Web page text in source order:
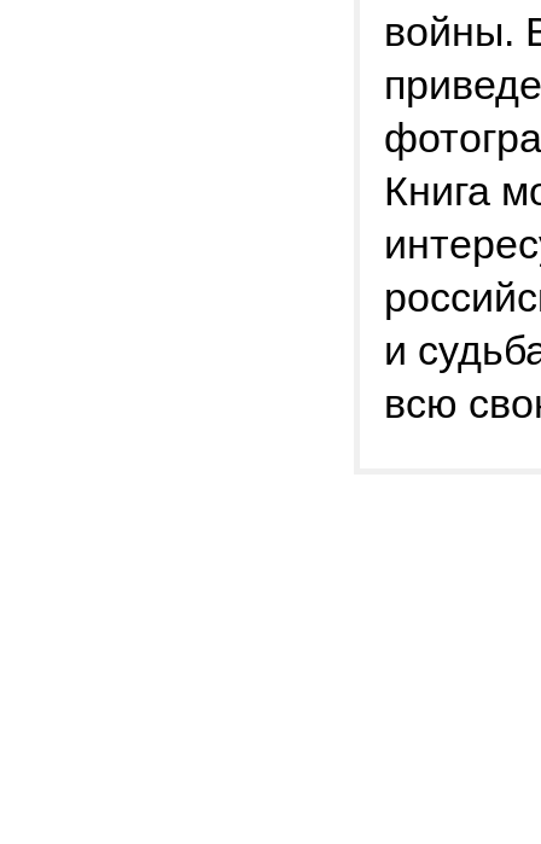
войны.
Книга
и
всю